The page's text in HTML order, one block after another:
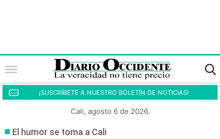
¡SUSCRÍBETE A NUESTRO BOLETÍN DE NOTICIAS!
Cali, agosto 6 de 2026.
El humor se toma a Cali